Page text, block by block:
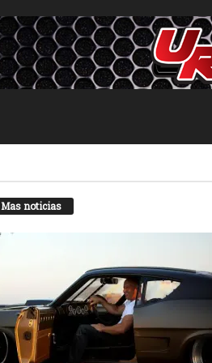
Mas noticias